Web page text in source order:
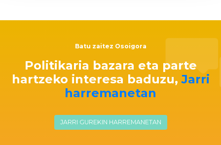
Batu zaitez Osoigora
Politikaria bazara eta parte
hartzeko interesa baduzu,Jarri
harremanetan
JARRI GUREKIN HARREMANETAN